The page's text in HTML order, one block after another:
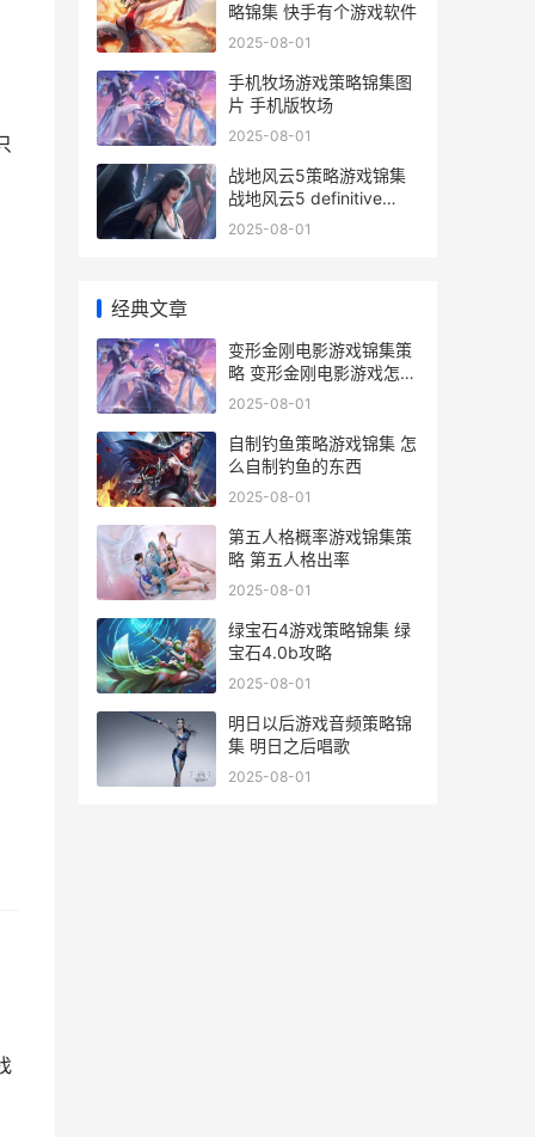
略锦集 快手有个游戏软件
2025-08-01
手机牧场游戏策略锦集图
片 手机版牧场
2025-08-01
战地风云5策略游戏锦集
战地风云5 definitive
edition
2025-08-01
经典文章
变形金刚电影游戏锦集策
略 变形金刚电影游戏怎样
解锁吵闹
2025-08-01
自制钓鱼策略游戏锦集 怎
么自制钓鱼的东西
2025-08-01
第五人格概率游戏锦集策
略 第五人格出率
2025-08-01
绿宝石4游戏策略锦集 绿
宝石4.0b攻略
2025-08-01
明日以后游戏音频策略锦
集 明日之后唱歌
2025-08-01